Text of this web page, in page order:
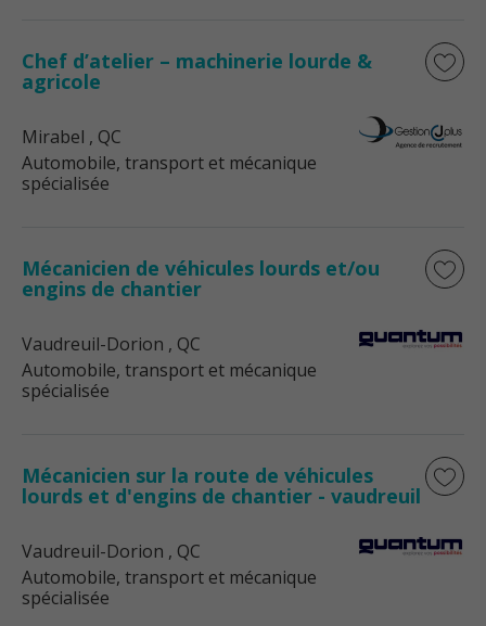
Chef d’atelier – machinerie lourde &
agricole
Mirabel , QC
Automobile, transport et mécanique
spécialisée
Mécanicien de véhicules lourds et/ou
engins de chantier
Vaudreuil-Dorion , QC
Automobile, transport et mécanique
spécialisée
Mécanicien sur la route de véhicules
lourds et d'engins de chantier - vaudreuil
Vaudreuil-Dorion , QC
Automobile, transport et mécanique
spécialisée